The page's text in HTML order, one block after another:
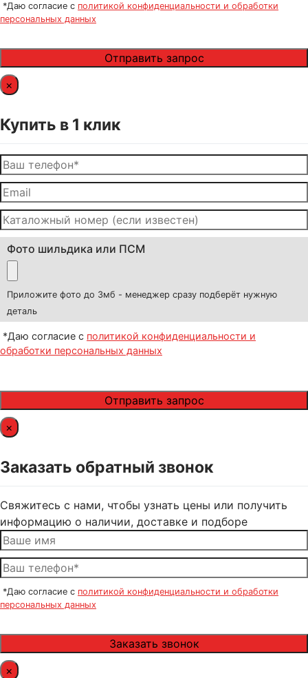
*Даю согласие с политикой конфиденциальности и обработки
персональных данных
×
Купить в 1 клик
Фото шильдика или ПСМ
Приложите фото до 3мб - менеджер сразу подберёт нужную
деталь
*Даю согласие с политикой конфиденциальности и
обработки персональных данных
×
Заказать обратный звонок
Свяжитесь с нами, чтобы узнать цены или получить
информацию о наличии, доставке и подборе
*Даю согласие с политикой конфиденциальности и обработки
персональных данных
×